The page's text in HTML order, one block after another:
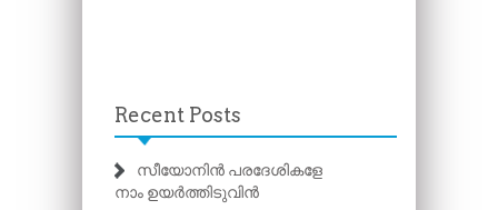
Recent Posts
സീയോനിൻ പരദേശികളേ
നാം ഉയർത്തിടുവിൻ